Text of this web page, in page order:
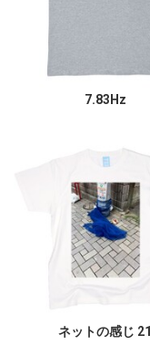
7.83Hz
ネットの感じ 21